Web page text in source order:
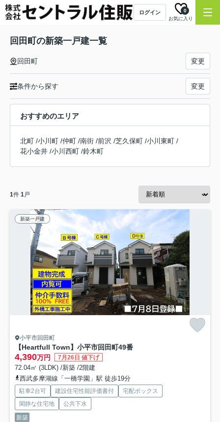
ログイン
お気に入り
0
回田町の新築一戸建一覧
回田町 変更
条件から探す 変更
おすすめのエリア
北町 /小川町 /仲町 /南街 /前沢 /芝久保町 /小川東町 /
花小金井 /小川西町 /鈴木町
1件 1戸
新築一戸建
小平市回田町
【Heartfull Town】小平市回田町49番
4,390万円 7月26日 値下げ
72.04㎡ (3LDK) /新築 /2階建
西武多摩湖線「一橋学園」駅 徒歩19分
駐車2台可 建設住宅性能評価書付
宅配ボックス
閑静な住宅地
公共下水
新築